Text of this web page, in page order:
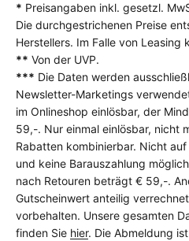
* Preisangaben inkl. gesetzl.
Die durchgestrichenen Preise
Herstellers. Im Falle von Leasing
** Von der UVP.
*** Die Daten werden
Newsletter-Marketings
im Onlineshop einlösbar, der
59,-. Nur einmal einlösbar, nicht
Rabatten kombinierbar. Nicht
und keine Barauszahlung
nach Retouren beträgt € 59,-.
Gutscheinwert anteilig
vorbehalten. Unsere gesamten
finden Sie hier. Die Abmeldung